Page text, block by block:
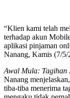
“Klien kami telah
terhadap akun
aplikasi pinjaman
Nanang, Kamis (7/5/
Awal Mula: Tagihan
Nanang
tiba-tiba menerima